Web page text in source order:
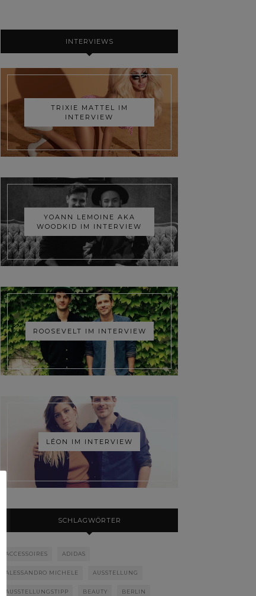
INTERVIEWS
TRIXIE MATTEL IM
INTERVIEW
YOANN LEMOINE AKA
WOODKID IM INTERVIEW
ROOSEVELT IM INTERVIEW
LÉON IM INTERVIEW
SCHLAGWÖRTER
ACCESSOIRES ADIDAS
ALESSANDRO MICHELE AUSSTELLUNG
AUSSTELLUNGSTIPP BEAUTY BERLIN